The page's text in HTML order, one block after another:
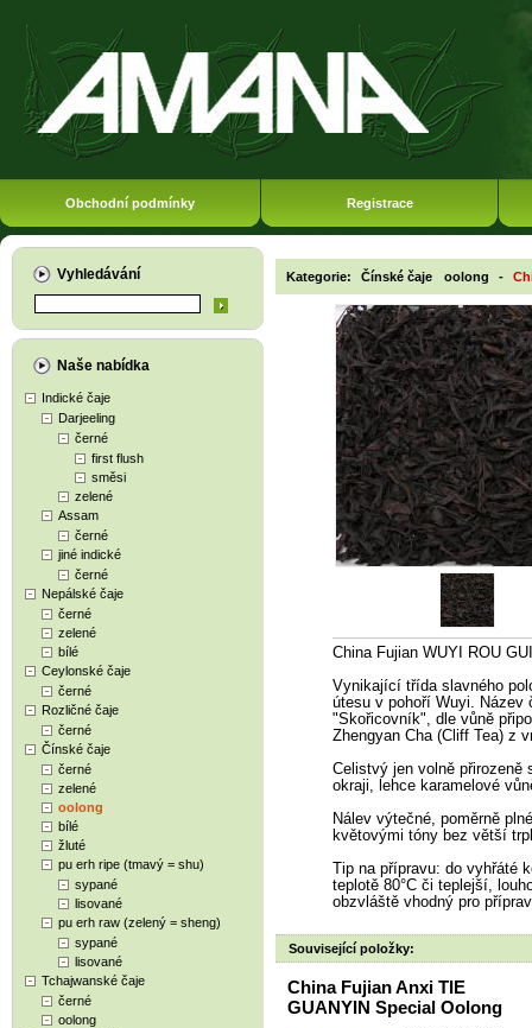
Obchodní podmínky Registrace
Vyhledávání
Naše nabídka
Indické čaje
Darjeeling
černé
first flush
směsi
zelené
Assam
černé
jiné indické
černé
Nepálské čaje
černé
zelené
bílé
Ceylonské čaje
černé
Rozličné čaje
černé
Čínské čaje
černé
zelené
oolong
bílé
žluté
pu erh ripe (tmavý = shu)
sypané
lisované
pu erh raw (zelený = sheng)
sypané
lisované
Tchajwanské čaje
černé
oolong
Kategorie: Čínské čaje oolong -
China Fujian WUYI ROU
Vynikající třída slavného
útesu v pohoří Wuyi. Název
"Skořicovník", dle vůně
Zhengyan Cha (Cliff Tea) z
Celistvý jen volně
okraji, lehce karamelové
Nálev výtečné, poměrně
květovými tóny bez větší
Tip na přípravu: do vyhřáté
teplotě 80°C či teplejší,
obzvláště vhodný pro
Související položky:
China Fujian Anxi TIE
GUANYIN Special Oolong